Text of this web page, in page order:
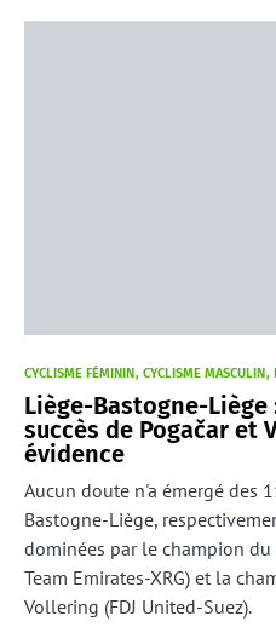
CYCLISME FÉMININ CYCLISME MASCULIN
Liège-Bastogne-
succès de Pogačar et
évidence
Aucun doute n'a émergé des
Bastogne-Liège,
dominées par le champion du
Team Emirates-XRG) et la
Vollering (FDJ United-Suez).